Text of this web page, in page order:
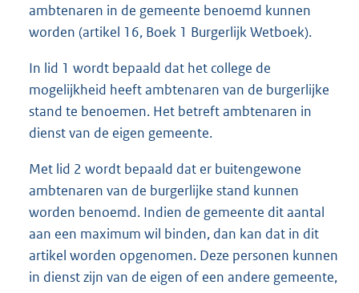
ambtenaren in de gemeente benoemd kunnen
worden (artikel 16, Boek 1 Burgerlijk Wetboek).
In lid 1 wordt bepaald dat het college de
mogelijkheid heeft ambtenaren van de burgerlijke
stand te benoemen. Het betreft ambtenaren in
dienst van de eigen gemeente.
Met lid 2 wordt bepaald dat er buitengewone
ambtenaren van de burgerlijke stand kunnen
worden benoemd. Indien de gemeente dit aantal
aan een maximum wil binden, dan kan dat in dit
artikel worden opgenomen. Deze personen kunnen
in dienst zijn van de eigen of een andere gemeente,